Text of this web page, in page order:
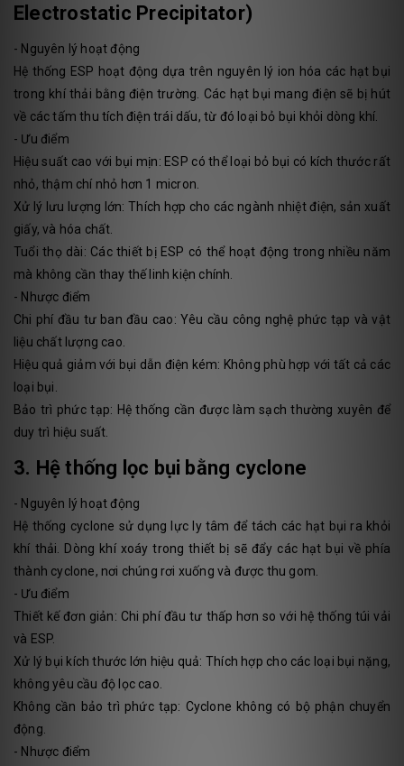
Electrostatic Precipitator)
- Nguyên lý hoạt động
Hệ thống ESP hoạt động dựa trên nguyên lý ion hóa các hạt bụi
trong khí thải bằng điện trường. Các hạt bụi mang điện sẽ bị hút
về các tấm thu tích điện trái dấu, từ đó loại bỏ bụi khỏi dòng khí.
- Ưu điểm
Hiệu suất cao với bụi mịn: ESP có thể loại bỏ bụi có kích thước rất
nhỏ, thậm chí nhỏ hơn 1 micron.
Xử lý lưu lượng lớn: Thích hợp cho các ngành nhiệt điện, sản xuất
giấy, và hóa chất.
Tuổi thọ dài: Các thiết bị ESP có thể hoạt động trong nhiều năm
mà không cần thay thế linh kiện chính.
- Nhược điểm
Chi phí đầu tư ban đầu cao: Yêu cầu công nghệ phức tạp và vật
liệu chất lượng cao.
Hiệu quả giảm với bụi dẫn điện kém: Không phù hợp với tất cả các
loại bụi.
Bảo trì phức tạp: Hệ thống cần được làm sạch thường xuyên để
duy trì hiệu suất.
3. Hệ thống lọc bụi bằng cyclone
- Nguyên lý hoạt động
Hệ thống cyclone sử dụng lực ly tâm để tách các hạt bụi ra khỏi
khí thải. Dòng khí xoáy trong thiết bị sẽ đẩy các hạt bụi về phía
thành cyclone, nơi chúng rơi xuống và được thu gom.
- Ưu điểm
Thiết kế đơn giản: Chi phí đầu tư thấp hơn so với hệ thống túi vải
và ESP.
Xử lý bụi kích thước lớn hiệu quả: Thích hợp cho các loại bụi nặng,
không yêu cầu độ lọc cao.
Không cần bảo trì phức tạp: Cyclone không có bộ phận chuyển
động.
- Nhược điểm